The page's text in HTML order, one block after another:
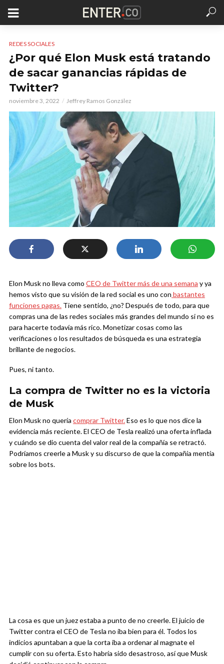
REDES SOCIALES
¿Por qué Elon Musk está tratando
de sacar ganancias rápidas de
Twitter?
noviembre 3, 2022 Jeffrey Ramos González
Elon Musk no lleva como CEO de Twitter más de una semana y ya
hemos visto que su visión de la red social es uno con bastantes
funciones pagas. Tiene sentido, ¿no? Después de todo, para que
compras una de las redes sociales más grandes del mundo si no es
para hacerte todavía más rico. Monetizar cosas como las
verificaciones o los resultados de búsqueda es una estrategia
brillante de negocios.
Pues, ni tanto.
La compra de Twitter no es la victoria
de Musk
Elon Musk no quería comprar Twitter.Eso es lo que nos dice la
evidencia más reciente. El CEO de Tesla realizó una oferta inflada
y cuándo se dio cuenta del valor real de la compañía se retractó.
Podríamos creerle a Musk y su discurso de que la compañía mentía
sobre los bots.
La cosa es que un juez estaba a punto de no creerle. El juicio de
Twitter contra el CEO de Tesla no iba bien para él. Todos los
indicios apuntaban a que la corta iba a ordenar al magnate el
cumplir con su oferta. Esto habría sido desastroso, así que Musk